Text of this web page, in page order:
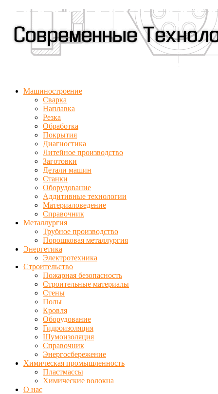
Машиностроение
Сварка
Наплавка
Резка
Обработка
Покрытия
Диагностика
Литейное производство
Заготовки
Детали машин
Станки
Оборудование
Аддитивные технологии
Материаловедение
Справочник
Металлургия
Трубное производство
Порошковая металлургия
Энергетика
Электротехника
Строительство
Пожарная безопасность
Строительные материалы
Стены
Полы
Кровля
Оборудование
Гидроизоляция
Шумоизоляция
Справочник
Энергосбережение
Химическая промышленность
Пластмассы
Химические волокна
О нас